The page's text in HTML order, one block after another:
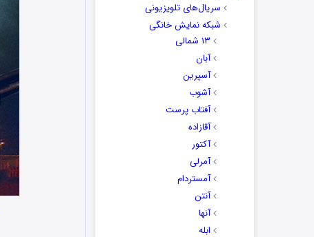
سریال‌های تلویزیونی
شبکه نمایش خانگی
۱۳ شمالی
آبان
آسپرین
آشوب
آفتاب پرست
آقازاده
آکتور
آمرلی
آمستردام
آنتن
آنها
ابله